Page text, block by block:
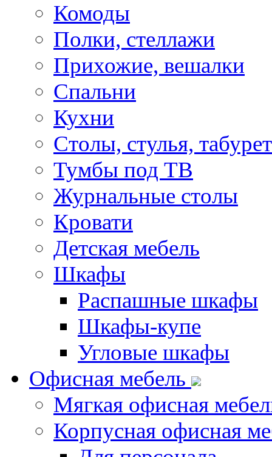
Комоды
Полки, стеллажи
Прихожие, вешалки
Спальни
Кухни
Столы, стулья,
Тумбы под ТВ
Журнальные столы
Кровати
Детская мебель
Шкафы
Распашные шкафы
Шкафы-купе
Угловые шкафы
Офисная мебель
Мягкая офисная
Корпусная офисная